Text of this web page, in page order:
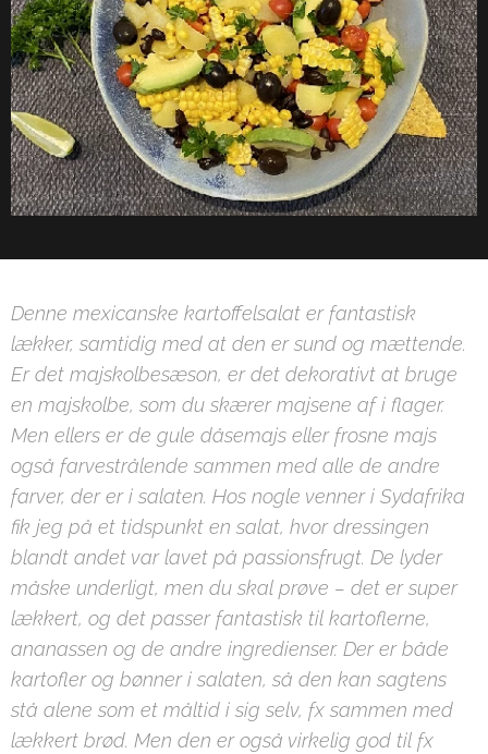
Denne mexicanske kartoffelsalat er fantastisk
lækker, samtidig med at den er sund og mættende.
Er det majskolbesæson, er det dekorativt at bruge
en majskolbe, som du skærer majsene af i flager.
Men ellers er de gule dåsemajs eller frosne majs
også farvestrålende sammen med alle de andre
farver, der er i salaten. Hos nogle venner i Sydafrika
fik jeg på et tidspunkt en salat, hvor dressingen
blandt andet var lavet på passionsfrugt. De lyder
måske underligt, men du skal prøve – det er super
lækkert, og det passer fantastisk til kartoflerne,
ananassen og de andre ingredienser. Der er både
kartofler og bønner i salaten, så den kan sagtens
stå alene som et måltid i sig selv, fx sammen med
lækkert brød. Men den er også virkelig god til fx